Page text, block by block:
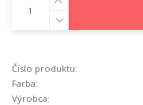
Číslo produktu:
Farba:
Výrobca: